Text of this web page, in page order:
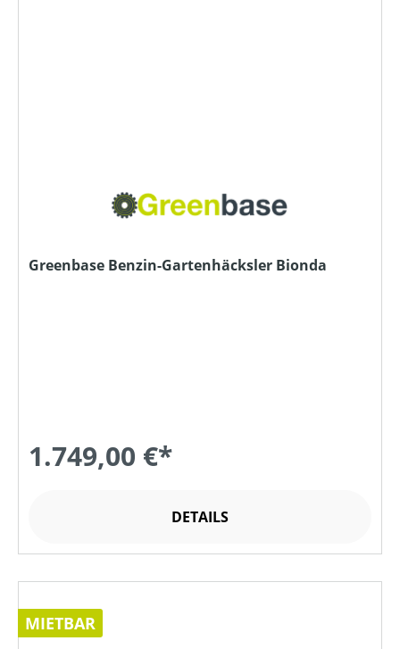
Greenbase Benzin-Gartenhäcksler Bionda
1.749,00 €*
DETAILS
MIETBAR